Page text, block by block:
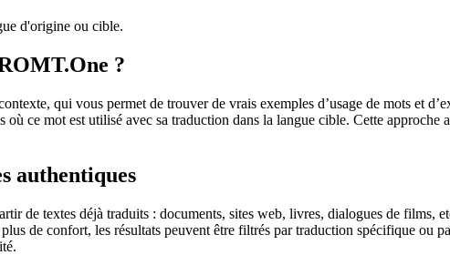
d'origine ou cible.
?
qui vous permet de trouver de vrais exemples d’usage de mots et
ce mot est utilisé avec sa traduction dans la langue cible. Cette approche
authentiques
de textes déjà traduits : documents, sites web, livres, dialogues de films,
de confort, les résultats peuvent être filtrés par traduction spécifique ou